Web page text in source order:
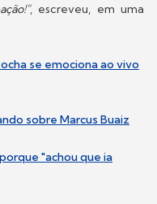
, escreveu, em uma
se emociona ao vivo
sobre Marcus Buaiz
"achou que ia